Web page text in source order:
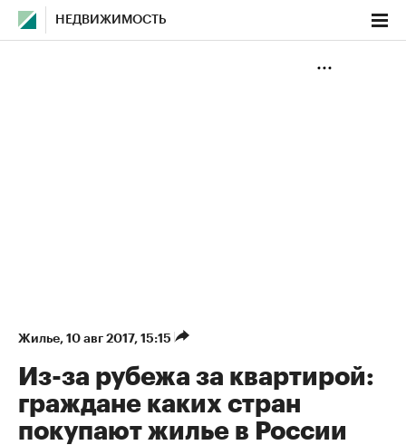
НЕДВИЖИМОСТЬ
Жилье⁠, 10 авг 2017, 15:15
Из-за рубежа за квартирой:
граждане каких стран
покупают жилье в России